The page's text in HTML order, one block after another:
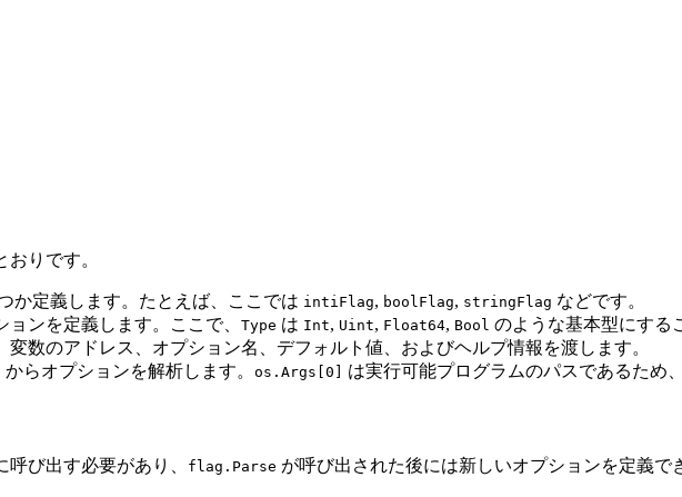
りです。
か定義します。たとえば、ここでは intiFlag, boolFlag, stringFlag などです。
ンを定義します。ここで、 Type は Int, Uint, Float64, Bool のような基本型にする
数のアドレス、オプション名、デフォルト値、およびヘルプ情報を渡します。
からオプションを解析します。 os.Args[0] は実行可能プログラムのパスであるため
び出す必要があり、 flag.Parse が呼び出された後には新しいオプションを定義で